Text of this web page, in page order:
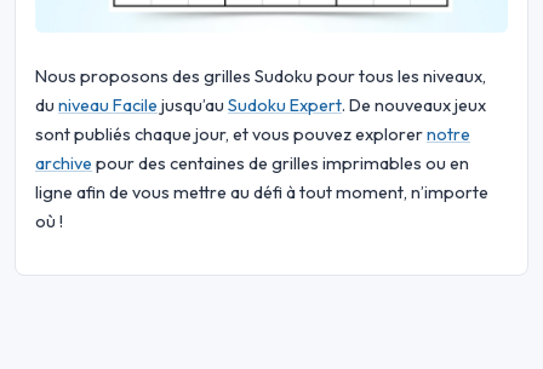
Nous proposons des grilles Sudoku pour tous les niveaux,
du niveau Facile jusqu’au Sudoku Expert. De nouveaux jeux
sont publiés chaque jour, et vous pouvez explorernotre
archive pour des centaines de grilles imprimables ou en
ligne afin de vous mettre au défi à tout moment, n’importe
où !